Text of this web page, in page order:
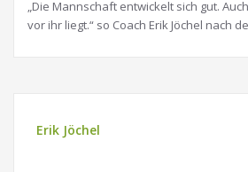
„Die Mannschaft entwickelt sich gut.
vor ihr liegt.“ so Coach Erik Jöchel nach
Erik Jöchel